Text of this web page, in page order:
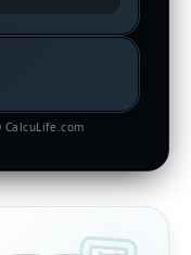
CalcuLife.com